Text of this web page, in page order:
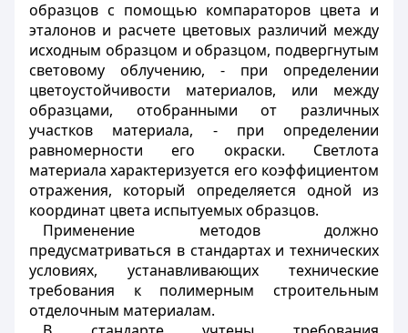
образцов с помощью компараторов цвета и
эталонов и расчете цветовых различий между
исходным образцом и образцом, подвергнутым
световому облучению, - при определении
цветоустойчивости материалов, или между
образцами, отобранными от различных
участков материала, - при определении
равномерности его окраски. Светлота
материала характеризуется его коэффициентом
отражения, который определяется одной из
координат цвета испытуемых образцов.
Применение методов должно
предусматриваться в стандартах и технических
условиях, устанавливающих технические
требования к полимерным строительным
отделочным материалам.